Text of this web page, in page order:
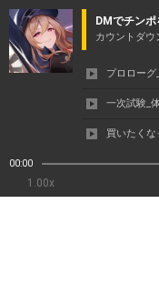
DMでチン
カウントダウ
プロローグ
一次試験_
買いたくな
00:00
1.00x